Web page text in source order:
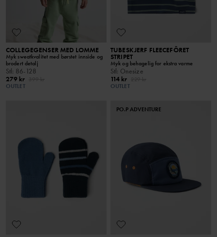
COLLEGEGENSER MED LOMME
Myk sweatkvalitet med børstet innside og
brodert detalj
Stl: 86-128
279 kr
OUTLET
TUBESKJERF FLEECEFÔRET
STRIPET
Myk og behagelig for ekstra varme
Stl: Onesize
114 kr
OUTLET
PO.P ADVENTURE